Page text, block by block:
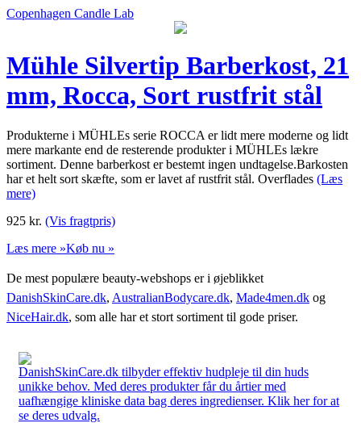
Copenhagen Candle Lab
Mühle Silvertip Barberkost, 21
mm, Rocca, Sort rustfrit stål
Produkterne i MÜHLEs serie ROCCA er lidt mere moderne og lidt
mere markante end de resterende produkter i MÜHLEs lækre
sortiment. Denne barberkost er bestemt ingen undtagelse.Barkosten
har et helt sort skæfte, som er lavet af rustfrit stål. Overflades (Læs
mere)
925 kr. (Vis fragtpris)
Læs mere »Køb nu »
De mest populære beauty-webshops er i øjeblikket
DanishSkinCare.dk, AustralianBodycare.dk, Made4men.dk og
NiceHair.dk, som alle har et stort sortiment til gode priser.
DanishSkinCare.dk tilbyder effektiv hudpleje til din huds
unikke behov. Med deres produkter får du årtier med
uafhængige kliniske data bag deres ingredienser. Klik her for at
se deres udvalg.